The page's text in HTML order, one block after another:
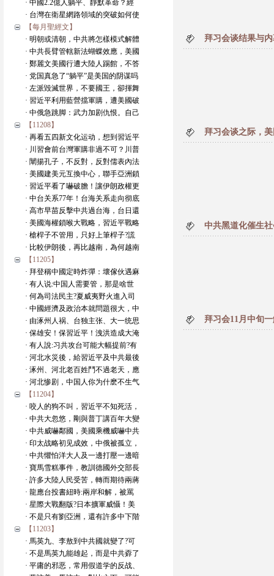
· 中國2.2億人躺平、靜默革命？經
· 台灣在衛星網路領域的突破如何使
【每月聖經文】
· 明朝或清朝，中共將怎樣模式解體
· 中共長臂管轄新法蝴蝶效應，美國
· 鄭麗文美國行遭大陸人踢館，不答
· 党国真急了“躺平”是美国的阴谋吗
· 左派毀滅世界，不要國王，卻揮舞
· 習近平利用藍營擋軍購，遭美國破
· 中俄急跳脚：武力加剧仇恨。自己
【11208】
· 再看五四新文化运动，想到習近平
· 川習會前台灣軍購非過不可？川普
· 闡揚孔子，不反對，反對儒表內法
· 美國建美元互換中心，聯手亞洲鎖
· 習近平看了嚇破膽！讓伊朗政權更
· 中台关系77年！台海关系走向彻底
· 高市早苗反擊中共過台海，台日還
· 美國海權鎖喉大戰略，習近平戰略
· 槍桿子不管用，只好上筆桿子?謊
· 比較伊朗後，再比越南，為何越南
【11205】
· 拜登稱中國定時炸彈：壞傢伙遇麻
· 有人说:中国人需要管，那是啥世
· 何為司法民主?夏威夷野火進入司
· 中國經濟及政治本就問題很大，中
· 由涿州人祸、台独主张、大一统思
· 保雄安！保習近平！洩洪造成大淹
· 有人說:习共攻台可能大幅提前?有
· 河北水災後，給習近平及中共最後
· 涿州、河北老百姓鬥不過老天，應
· 河北惨剧，中国人你为什麽不生气
【11204】
· 咬人的狗不叫，習近平不知死活，
· 中共大忽悠，剛與普丁講百年大變
· 中共威嚇鄰國，美國乘機威嚇中共
· 印太战略初见成效，中俄被孤立，
· 中共懼怕洋大人及一邊打壓一邊暗
· 寶馬雪糕事件，教訓德國外交部長
· 許多大陸人民受苦，轉而期待兩蔣
· 龍應台投書紐時:兩岸和解，被罵
· 星際大戰翻版?日本擴軍威懾！美
· 不是只有劉亞洲，還有許多中下階
【11203】
· 馬英九、李敖到中共國就變了?可
· 不是馬英九能雄起，而是中共孬了
· 平庸的邪恶，常用假道学的反战、
拜习会谈结果与
拜习会谈之际，
中共黑道化催生
拜习会11月中旬